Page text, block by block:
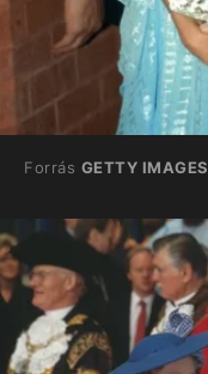
Forrás GETTY IMAGES